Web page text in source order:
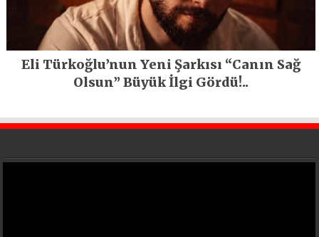
Eli Türkoğlu’nun Yeni Şarkısı “Canın Sağ
Olsun” Büyük İlgi Gördü!..